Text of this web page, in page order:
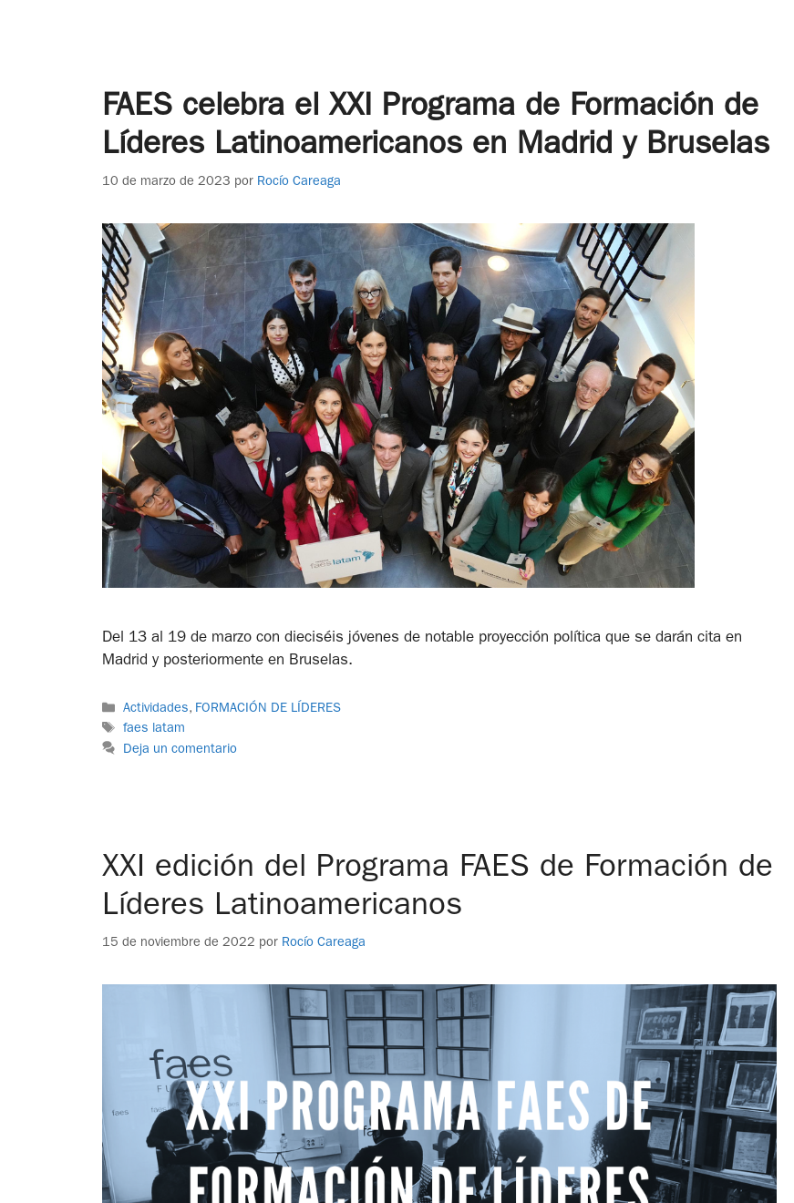
FAES celebra el XXI Programa de Formación de
Líderes Latinoamericanos en Madrid y Bruselas
10 de marzo de 2023 por Rocío Careaga
Del 13 al 19 de marzo con dieciséis jóvenes de notable proyección política que se darán cita en
Madrid y posteriormente en Bruselas.
Actividades, FORMACIÓN DE LÍDERES
faes latam
Deja un comentario
XXI edición del Programa FAES de Formación de
Líderes Latinoamericanos
15 de noviembre de 2022 por Rocío Careaga